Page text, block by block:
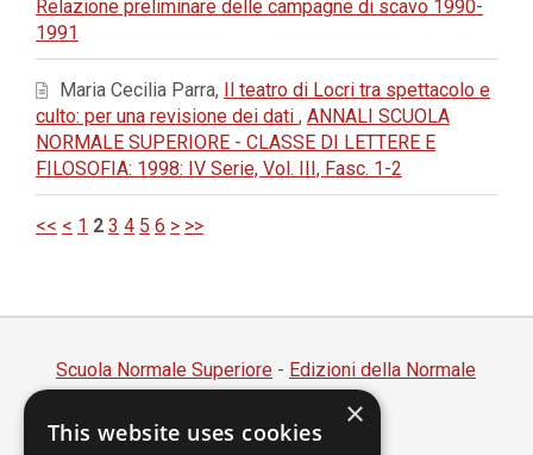
Relazione preliminare delle campagne di scavo 1990-
1991
Maria Cecilia Parra, Il teatro di Locri tra spettacolo e
culto: per una revisione dei dati , ANNALI SCUOLA
NORMALE SUPERIORE - CLASSE DI LETTERE E
FILOSOFIA: 1998: IV Serie, Vol. III, Fasc. 1-2
<< < 1 2 3 4 5 6 > >>
Scuola Normale Superiore - Edizioni della Normale
Piazza dei Cavalieri, 7 - 56126 Pisa
Codice fiscale 80005050507
×
This website uses cookies